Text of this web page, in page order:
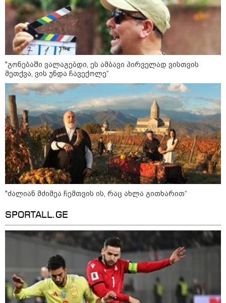
როგორ ჩავიცვათ 40 წლის
შემდეგ: მილიონერების
სტილისტის 8 ოქროს წესი და
აუცილებელი სამოსი
მსოფლიო
13:15 / 08-08-2026
"გონებაში ვალაგებდი, ეს ამბავი პირველად ვისთვის
მეთქვა, ვის უნდა ჩავექოლე“
"ძალიან მძიმეა ჩემთვის ის, რაც ახლა გითხარით“
SPORTALL.GE